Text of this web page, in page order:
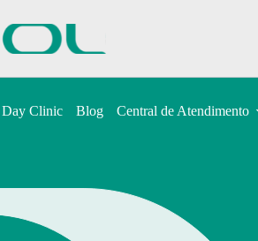
Day Clinic Blog Central de Atendimento